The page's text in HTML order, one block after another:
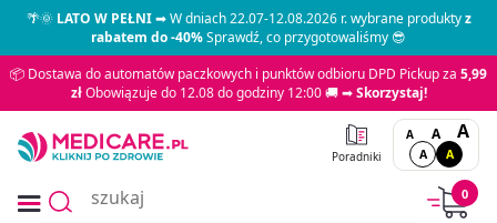
🌴🌞LATO W PEŁNI➡ W dniach 22.07-12.08.2026 r. wybrane produktyz
rabatem do -40%Sprawdź, co przygotowaliśmy 😎
📦 Dostawa do automatów paczkowych i punktów odbioru DPD Pickup za 5,99
złObowiązuje do 12.08 do godziny 12:00 🚚 ➡Skorzystaj!
Poradniki
A A A
A A
0